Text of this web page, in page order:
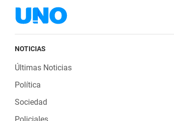
NOTICIAS
Últimas Noticias
Política
Sociedad